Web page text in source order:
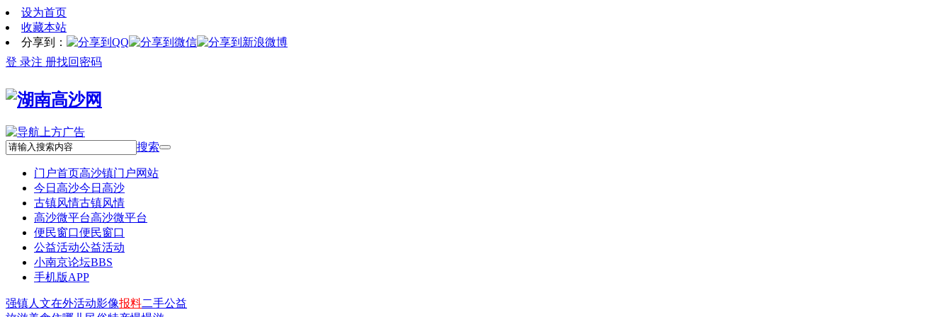
设为首页
收藏本站
分享到：
登 录注 册找回密码
搜索
门户首页高沙镇门户网站
今日高沙今日高沙
古镇风情古镇风情
高沙微平台高沙微平台
便民窗口便民窗口
公益活动公益活动
小南京论坛BBS
手机版APP
强镇人文在外活动影像报料二手公益